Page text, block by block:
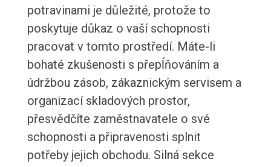
potravinami je důležité, protože to
poskytuje důkaz o vaší schopnosti
pracovat v tomto prostředí. Máte-li
bohaté zkušenosti s přepĺňováním a
údržbou zásob, zákaznickým servisem a
organizací skladových prostor,
přesvědčíte zaměstnavatele o své
schopnosti a připravenosti splnit
potřeby jejich obchodu. Silná sekce